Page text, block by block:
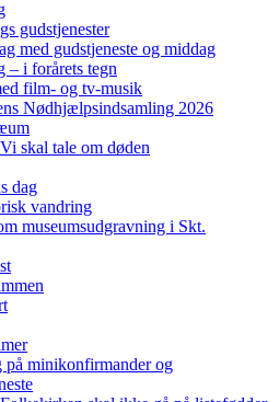
gudstjenester
med gudstjeneste og middag
– i forårets tegn
film- og tv-musik
Nødhjælpsindsamling 2026
skal tale om døden
dag
vandring
museumsudgravning i Skt.
på minikonfirmander og